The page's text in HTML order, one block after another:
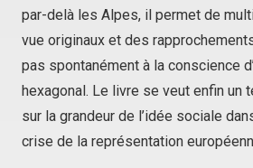
par-delà les Alpes, il permet de
vue originaux et des
pas spontanément à la conscience
hexagonal. Le livre se veut enfin un
sur la grandeur de l’idée sociale
crise de la représentation